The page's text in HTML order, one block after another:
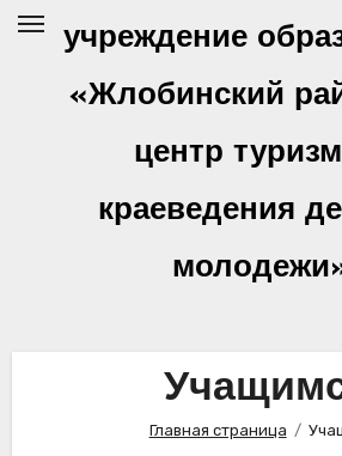
учреждение
«Жлобинский
центр
краеведения
Главная страница